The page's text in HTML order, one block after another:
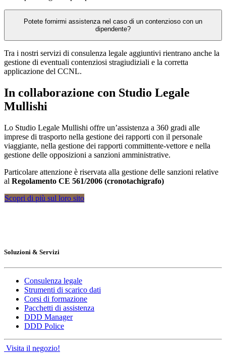
Potete fornirmi assistenza nel caso di un contenzioso con un
dipendente?
Tra i nostri servizi di consulenza legale aggiuntivi rientrano anche la
gestione di eventuali contenziosi stragiudiziali e la corretta
applicazione del CCNL.
In collaborazione con Studio Legale
Mullishi
Lo Studio Legale Mullishi offre un’assistenza a 360 gradi alle
imprese di trasporto nella gestione dei rapporti con il personale
viaggiante, nella gestione dei rapporti committente-vettore e nella
gestione delle opposizioni a sanzioni amministrative.
Particolare attenzione è riservata alla gestione delle sanzioni relative
al Regolamento CE 561/2006 (cronotachigrafo)
Scopri di più sul loro sito
Soluzioni & Servizi
Consulenza legale
Strumenti di scarico dati
Corsi di formazione
Pacchetti di assistenza
DDD Manager
DDD Police
Visita il negozio!